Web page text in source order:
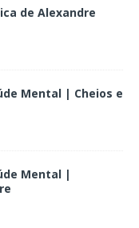
de Alexandre
Mental | Cheios e
Mental |